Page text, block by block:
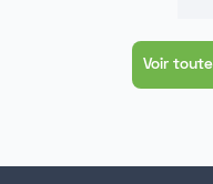
Voir